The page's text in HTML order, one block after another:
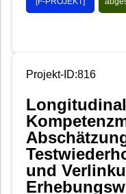
Projekt-ID:816
und